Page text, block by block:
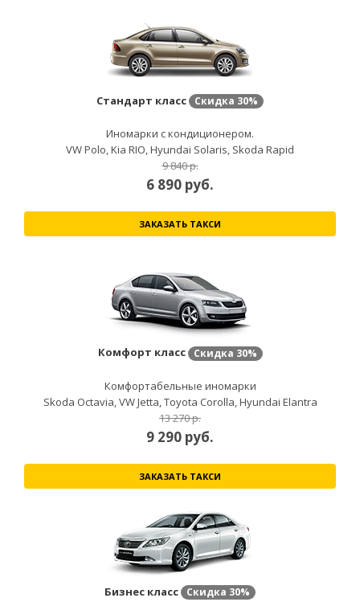
Стандарт класс Скидка 30%
Иномарки с кондиционером.
VW Polo, Kia RIO, Hyundai Solaris, Skoda Rapid
9 840 р.
6 890 руб.
ЗАКАЗАТЬ ТАКСИ
Комфорт класс Скидка 30%
Комфортабельные иномарки
Skoda Octavia, VW Jetta, Toyota Corolla, Hyundai Elantra
13 270 р.
9 290 руб.
ЗАКАЗАТЬ ТАКСИ
Бизнес класс Скидка 30%